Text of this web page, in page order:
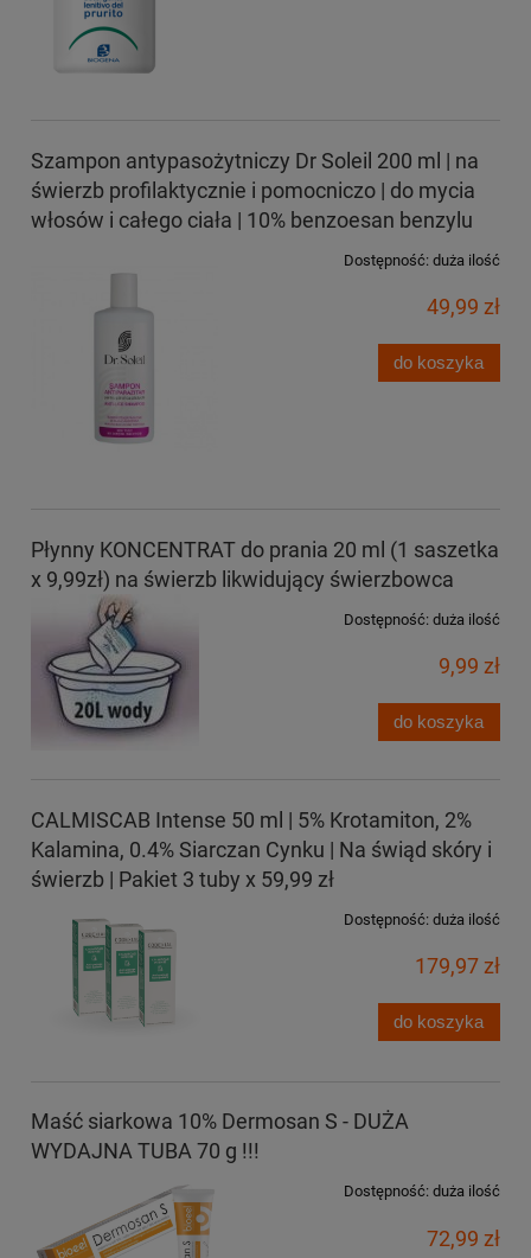
Szampon antypasożytniczy Dr Soleil 200 ml | na
świerzb profilaktycznie i pomocniczo | do mycia
włosów i całego ciała | 10% benzoesan benzylu
Dostępność: duża ilość
49,99 zł
do koszyka
Płynny KONCENTRAT do prania 20 ml (1 saszetka
x 9,99zł) na świerzb likwidujący świerzbowca
Dostępność: duża ilość
9,99 zł
do koszyka
CALMISCAB Intense 50 ml | 5% Krotamiton, 2%
Kalamina, 0.4% Siarczan Cynku | Na świąd skóry i
świerzb | Pakiet 3 tuby x 59,99 zł
Dostępność: duża ilość
179,97 zł
do koszyka
Maść siarkowa 10% Dermosan S - DUŻA
WYDAJNA TUBA 70 g !!!
Dostępność: duża ilość
72,99 zł